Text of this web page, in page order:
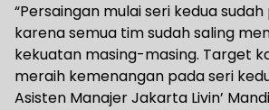
“Persaingan mulai seri kedua
karena semua tim sudah saling
kekuatan masing-masing. Target
meraih kemenangan pada seri
Asisten Manajer Jakarta Livin’